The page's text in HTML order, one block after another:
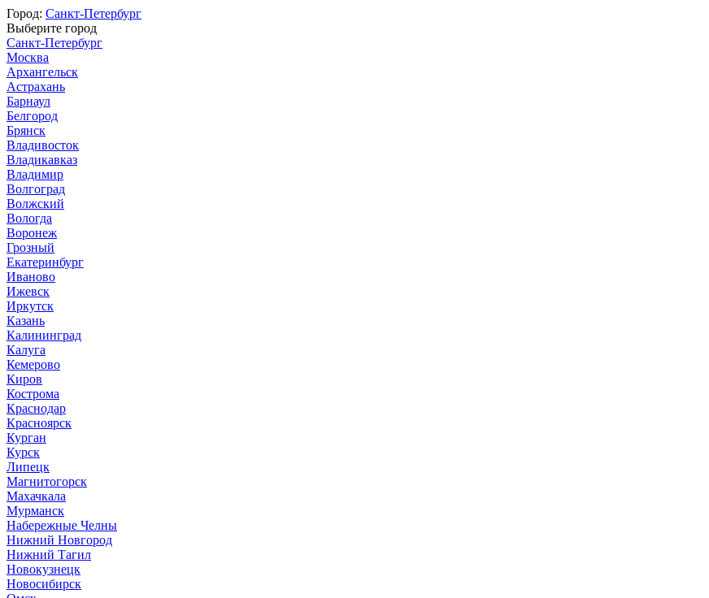
Город: Санкт-Петербург
Выберите город
Санкт-Петербург
Москва
Архангельск
Астрахань
Барнаул
Белгород
Брянск
Владивосток
Владикавказ
Владимир
Волгоград
Волжский
Вологда
Воронеж
Грозный
Екатеринбург
Иваново
Ижевск
Иркутск
Казань
Калининград
Калуга
Кемерово
Киров
Кострома
Краснодар
Красноярск
Курган
Курск
Липецк
Магнитогорск
Махачкала
Мурманск
Набережные Челны
Нижний Новгород
Нижний Тагил
Новокузнецк
Новосибирск